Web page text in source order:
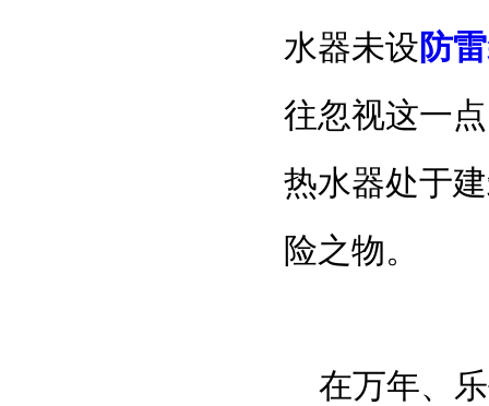
水器未设防
往忽视这一
热水器处于
险之物。
在万年、乐